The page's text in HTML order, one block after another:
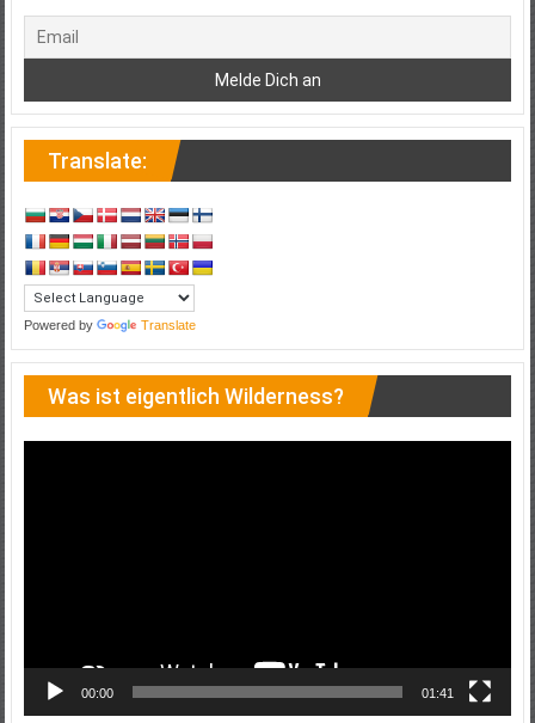
Translate:
Powered by Translate
Was ist eigentlich Wilderness?
00:00 01:41